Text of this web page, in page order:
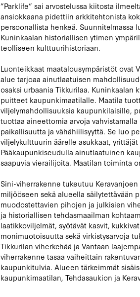
”Parklife” sai arvostelussa kiitosta
ansiokkaana pidettiin arkkitehtonista
persoonallista henkeä.
Kuninkaalan historiallisen ytimen
teolliseen kulttuurihistoriaan.
Luonteikkaat maatalousympäristöt ovat
alue tarjoaa ainutlaatuisen
osaksi urbaania Tikkurilaa.
puitteet kaupunkimaatilalle. Maatila
viljelymahdollisuuksia kaupunkilaisille,
tuottaa aineettomia arvoja
paikallisuutta ja vähähiilisyyttä. Se luo
viljelykulttuurin äärelle asukkaat,
Pääkaupunkiseudulla ainutlaatuinen
saapuvia vierailijoita. Maatilan toiminta
Sini-viherrakenne tukeutuu
miljööseen sekä alueella säilytettävään
muodostettavien pihojen ja julkisien
ja historiallisen tehdasmaailman
laatikkoviljelmät, syötävät kasvit,
monimuotoisuutta sekä virkistysarvoja
Tikkurilan viherkehää ja Vantaan
viherrakenne tasaa vaiheittain
kaupunkitulvia. Alueen tärkeimmät
kaupunkimaatilan, Tehdasaukion ja